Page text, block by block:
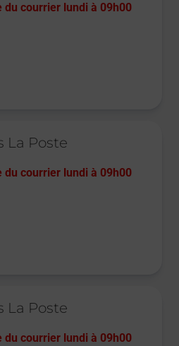
du courrier lundi à 09h00
La Poste
du courrier lundi à 09h00
La Poste
du courrier lundi à 09h00